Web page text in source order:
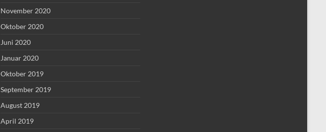
November 2020
Oktober 2020
Juni 2020
Januar 2020
Oktober 2019
September 2019
August 2019
April 2019